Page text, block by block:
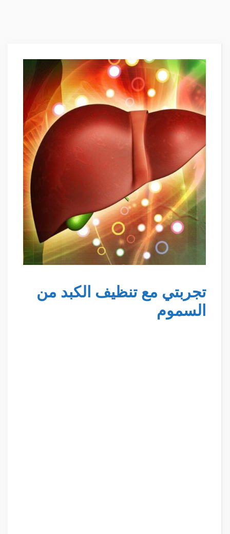
تجربتي مع تنظيف الكبد من
السموم